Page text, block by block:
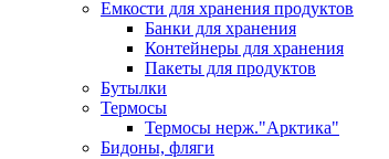
Емкости для хранения продуктов
Банки для хранения
Контейнеры для хранения
Пакеты для продуктов
Бутылки
Термосы
Термосы нерж."Арктика"
Бидоны, фляги